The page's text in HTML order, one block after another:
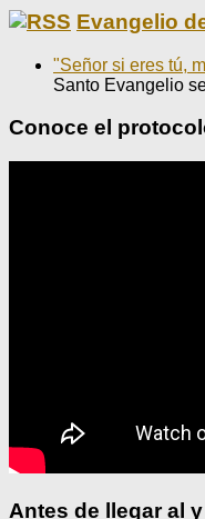
Evangelio
"Señor si eres tú,
Santo Evangelio
Conoce el
Antes de llegar al